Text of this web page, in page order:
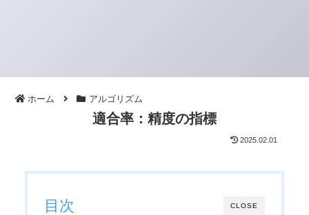
ホーム アルゴリズム
適合率：精度の指標
2025.02.01
CLOSE
目次